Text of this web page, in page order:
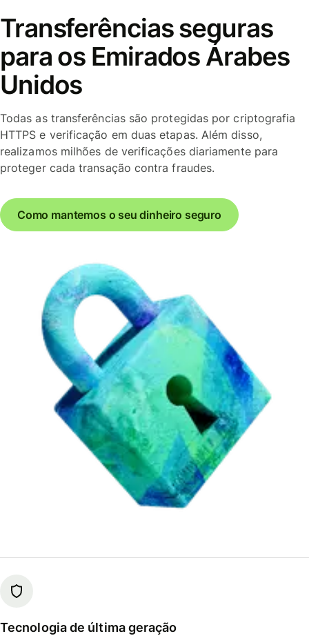
Transferências seguras
para os Emirados Árabes
Unidos
Todas as transferências são protegidas por criptografia
HTTPS e verificação em duas etapas. Além disso,
realizamos milhões de verificações diariamente para
proteger cada transação contra fraudes.
Como mantemos o seu dinheiro seguro
Tecnologia de última geração